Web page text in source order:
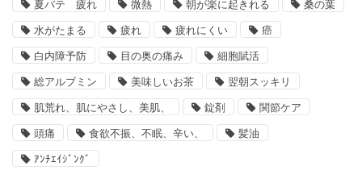
夏バテ 疲れ 微熱 朝が楽に起きれる 桑の葉
水がたまる 疲れ 疲れにくい 癌
白内障予防 目の奥の痛み 細胞賦活
総アルブミン 美味しいお茶 翌朝スッキリ
肌荒れ、肌にやさし、美肌、 錠剤 関節ケア
頭痛 食欲不振、不眠、辛い、 髪油
ｱﾝﾁｴｲｼﾞﾝｸﾞ